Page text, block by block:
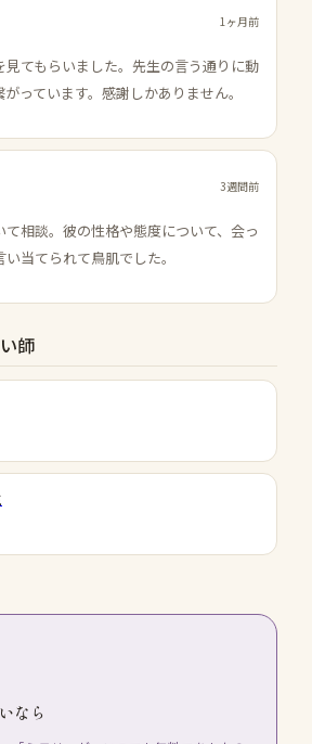
1ヶ月前
てもらいました。先生の言う通りに動
っています。感謝しかありません。
3週間前
相談。彼の性格や態度について、会っ
当てられて鳥肌でした。
師
なら